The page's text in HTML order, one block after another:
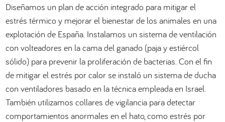
Diseñamos un plan de acción integrado para mitigar el
estrés térmico y mejorar el bienestar de los animales en una
explotación de España. Instalamos un sistema de ventilación
con volteadores en la cama del ganado (paja y estiércol
sólido) para prevenir la proliferación de bacterias. Con el fin
de mitigar el estrés por calor se instaló un sistema de ducha
con ventiladores basado en la técnica empleada en Israel.
También utilizamos collares de vigilancia para detectar
comportamientos anormales en el hato, como estrés por